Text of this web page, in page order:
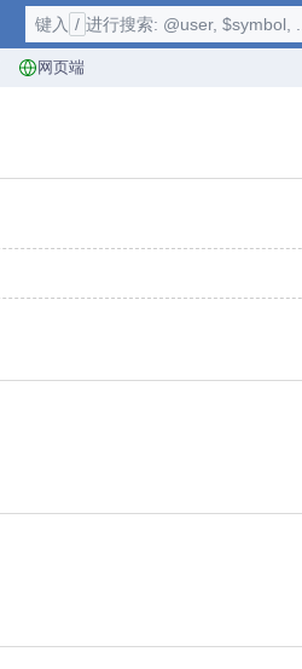
网页端
键入 / 进行搜索: @user, $symbol, ...